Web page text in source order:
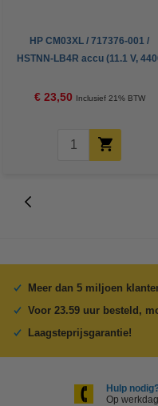
HP CM03XL / 717376-001 /
HSTNN-LB4R accu (11.1 V,
€ 23,50 Inclusief 21% BTW
Meer dan 5 miljoen
Voor 23.59 uur besteld,
Laagsteprijsgarantie!
Hulp
Op